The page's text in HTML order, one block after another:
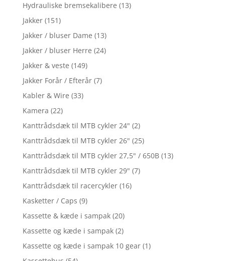
Hydrauliske bremsekalibere (13)
Jakker (151)
Jakker / bluser Dame (13)
Jakker / bluser Herre (24)
Jakker & veste (149)
Jakker Forår / Efterår (7)
Kabler & Wire (33)
Kamera (22)
Kanttrådsdæk til MTB cykler 24" (2)
Kanttrådsdæk til MTB cykler 26" (25)
Kanttrådsdæk til MTB cykler 27,5" / 650B (13)
Kanttrådsdæk til MTB cykler 29" (7)
Kanttrådsdæk til racercykler (16)
Kasketter / Caps (9)
Kassette & kæde i sampak (20)
Kassette og kæde i sampak (2)
Kassette og kæde i sampak 10 gear (1)